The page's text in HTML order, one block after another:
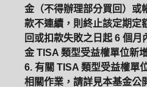
金（不得辦理部分買回）或
款不連續，則終止該定期定
回或扣款失敗之日起 6 個
金 TISA 類型受益權單位新
6. 有關 TISA 類型受益權單
相關作業，請詳見本基金公